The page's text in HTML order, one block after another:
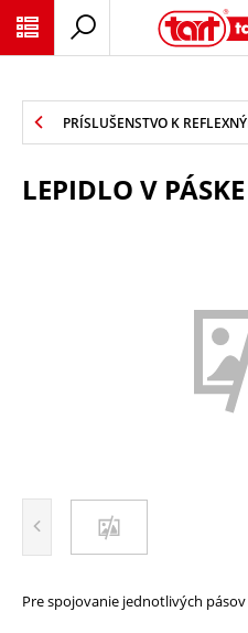
PRÍSLUŠENSTVO K
LEPIDLO V
Pre spojovanie jednotlivých